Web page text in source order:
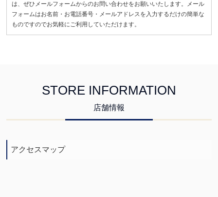
は、ぜひメールフォームからのお問い合わせをお願いいたします。メール
フォームはお名前・お電話番号・メールアドレスを入力するだけの簡単な
ものですのでお気軽にご利用していただけます。
STORE INFORMATION
店舗情報
アクセスマップ